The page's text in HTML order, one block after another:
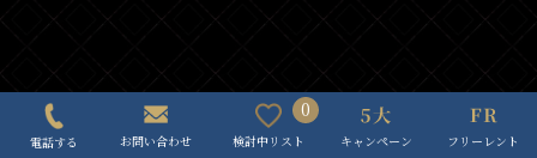
電話する お問い合わせ
0
検討中リスト キャンペーン フリーレント